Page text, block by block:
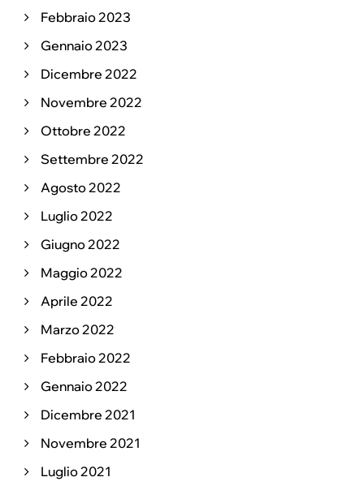
Febbraio 2023
Gennaio 2023
Dicembre 2022
Novembre 2022
Ottobre 2022
Settembre 2022
Agosto 2022
Luglio 2022
Giugno 2022
Maggio 2022
Aprile 2022
Marzo 2022
Febbraio 2022
Gennaio 2022
Dicembre 2021
Novembre 2021
Luglio 2021